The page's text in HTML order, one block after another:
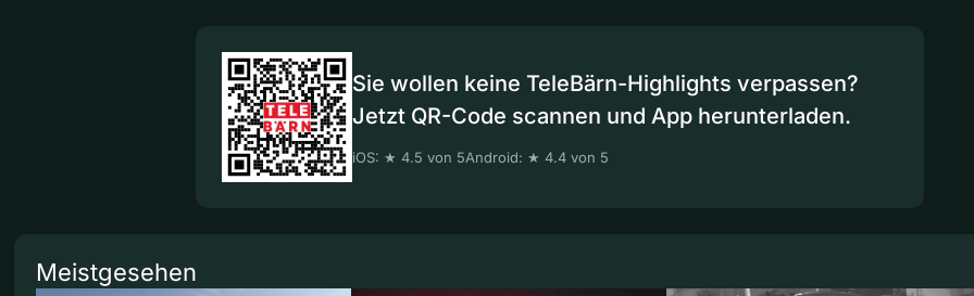
Sie wollen keine TeleBärn-Highlights verpassen?
Jetzt QR-Code scannen und App herunterladen.
iOS: ★ 4.5 von 5Android: ★ 4.4 von 5
Meistgesehen